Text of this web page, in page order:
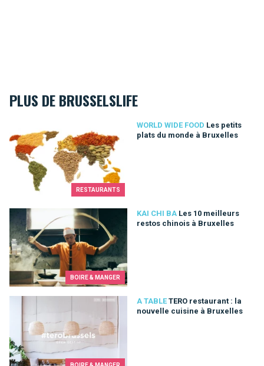
PLUS DE BRUSSELSLIFE
RESTAURANTS
WORLD WIDE FOOD Les petits
plats du monde à Bruxelles
Les petits plats du monde à Bruxelles
BOIRE & MANGER
KAI CHI BA Les 10 meilleurs
restos chinois à Bruxelles
Les 10 meilleurs restos chinois à Bruxelles
A TABLE TERO restaurant : la
nouvelle cuisine à Bruxelles
TERO restaurant : la nouvelle cuisine à Bruxelles